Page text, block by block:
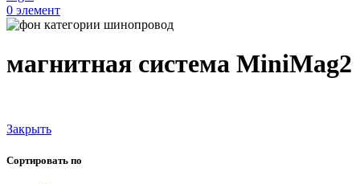
0 элемент
магнитная система MiniMag2
Закрыть
Сортировать по